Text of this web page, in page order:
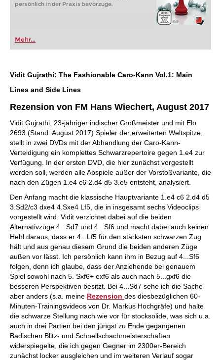
persönlich in der Praxis bevorzuge.
Mehr...
Vidit Gujrathi: The Fashionable Caro-Kann Vol.1: Main
Lines and Side Lines
Rezension von FM Hans Wiechert, August 2017
Vidit Gujrathi, 23-jähriger indischer Großmeister und mit Elo
2693 (Stand: August 2017) Spieler der erweiterten Weltspitze,
stellt in zwei DVDs mit der Abhandlung der Caro-Kann-
Verteidigung ein komplettes Schwarzrepertoire gegen 1.e4 zur
Verfügung. In der ersten DVD, die hier zunächst vorgestellt
werden soll, werden alle Abspiele außer der Vorstoßvariante, die
nach den Zügen 1.e4 c6 2.d4 d5 3.e5 entsteht, analysiert.
Den Anfang macht die klassische Hauptvariante 1.e4 c6 2.d4 d5
3.Sd2/c3 dxe4 4.Sxe4 Lf5, die in insgesamt sechs Videoclips
vorgestellt wird. Vidit verzichtet dabei auf die beiden
Alternativzüge 4...Sd7 und 4...Sf6 und macht dabei auch keinen
Hehl daraus, dass er 4...Lf5 für den stärksten schwarzen Zug
hält und aus genau diesem Grund die beiden anderen Züge
außen vor lässt. Ich persönlich kann ihm in Bezug auf 4...Sf6
folgen, denn ich glaube, dass der Anziehende bei genauem
Spiel sowohl nach 5. Sxf6+ exf6 als auch nach 5...gxf6 die
besseren Perspektiven besitzt. Bei 4...Sd7 sehe ich die Sache
aber anders (s.a. meine Rezension des diesbezüglichen 60-
Minuten-Trainingsvideos von Dr. Markus Hochgräfe) und halte
die schwarze Stellung nach wie vor für stocksolide, was sich u.a.
auch in drei Partien bei den jüngst zu Ende gegangenen
Badischen Blitz- und Schnellschachmeisterschaften
widerspiegelte, die ich gegen Gegner im 2300er-Bereich
zunächst locker ausgleichen und im weiteren Verlauf sogar